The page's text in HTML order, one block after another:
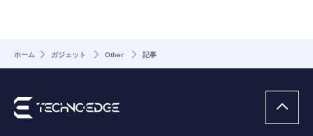
ホーム ガジェット Other 記事